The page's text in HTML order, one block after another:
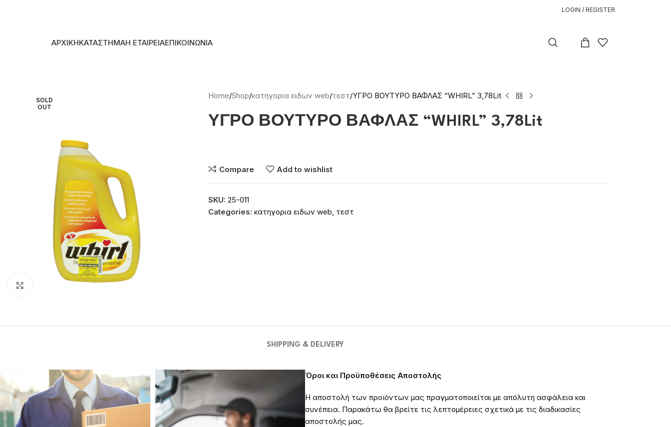
LOGIN / REGISTER
ΑΡΧΙΚΗΚΑΤΑΣΤΗΜΑΗ ΕΤΑΙΡΕΙΑΕΠΙΚΟΙΝΩΝΙΑ
SOLD
OUT
Home Shop κατηγορια ειδων web τεστ ΥΓΡΟ ΒΟΥΤΥΡΟ ΒΑΦΛΑΣ “WHIRL” 3,78Lit
ΥΓΡΟ ΒΟΥΤΥΡΟ ΒΑΦΛΑΣ “WHIRL” 3,78Lit
Compare Add to wishlist
SKU:25-011
Categories: κατηγορια ειδων web, τεστ
SHIPPING & DELIVERY
Όροι και Προϋποθέσεις Αποστολής
Η αποστολή των προϊόντων μας πραγματοποιείται με απόλυτη ασφάλεια και
συνέπεια. Παρακάτω θα βρείτε τις λεπτομέρειες σχετικά με τις διαδικασίες
αποστολής μας.